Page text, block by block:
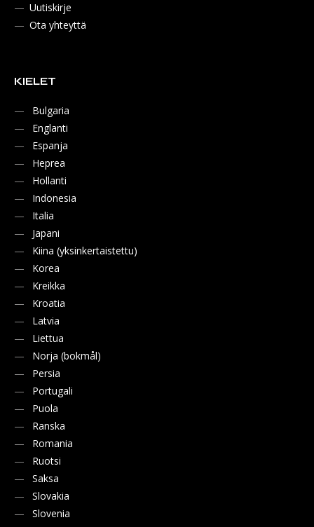
Uutiskirje
Ota yhteyttä
KIELET
Bulgaria
Englanti
Espanja
Heprea
Hollanti
Indonesia
Italia
Japani
Kiina (yksinkertaistettu)
Korea
Kreikka
Kroatia
Latvia
Liettua
Norja (bokmål)
Persia
Portugali
Puola
Ranska
Romania
Ruotsi
Saksa
Slovakia
Slovenia